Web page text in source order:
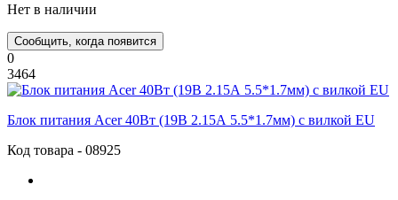
Нет в наличии
Сообщить, когда появится
0
3464
Блок питания Acer 40Вт (19В 2.15А 5.5*1.7мм) с вилкой EU
Код товара - 08925